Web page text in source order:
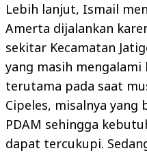
Lebih lanjut, Ismail
Amerta dijalankan
sekitar Kecamatan
yang masih
terutama pada saat
Cipeles, misalnya
PDAM sehingga
dapat tercukupi.